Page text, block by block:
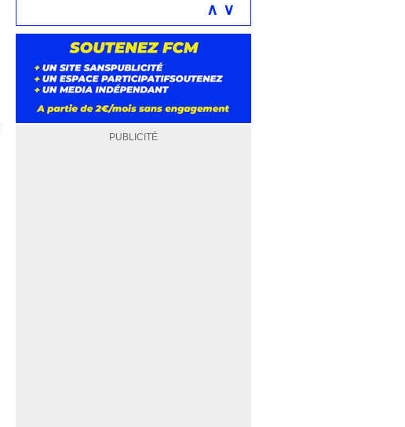
∧ ∨
PUBLICITÉ